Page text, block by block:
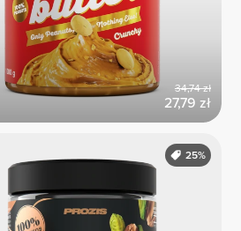
27,79 zł
34,74 zł
25%